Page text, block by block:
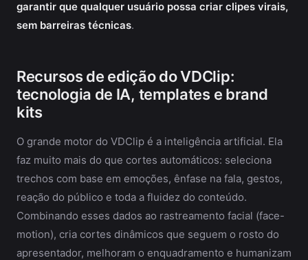
garantir que qualquer usuário possa criar clipes virais,
sem barreiras técnicas.
Recursos de edição do VDClip:
tecnologia de IA, templates e brand
kits
O grande motor do VDClip é a inteligência artificial. Ela
faz muito mais do que cortes automáticos: seleciona
trechos com base em emoções, ênfase na fala, gestos,
reação do público e toda a fluidez do conteúdo.
Combinando esses dados ao rastreamento facial (face-
motion), cria cortes dinâmicos que seguem o rosto do
apresentador, melhoram o enquadramento e humanizam